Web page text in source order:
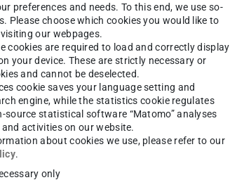
preferences and needs. To this end, we use so-
Please choose which cookies you would like to
our webpages.
cookies are required to load and correctly display
your device. These are strictly necessary or
and cannot be deselected.
cookie saves your language setting and
engine, while the statistics cookie regulates
source statistical software “Matomo” analyses
activities on our website.
about cookies we use, please refer to our
.
only